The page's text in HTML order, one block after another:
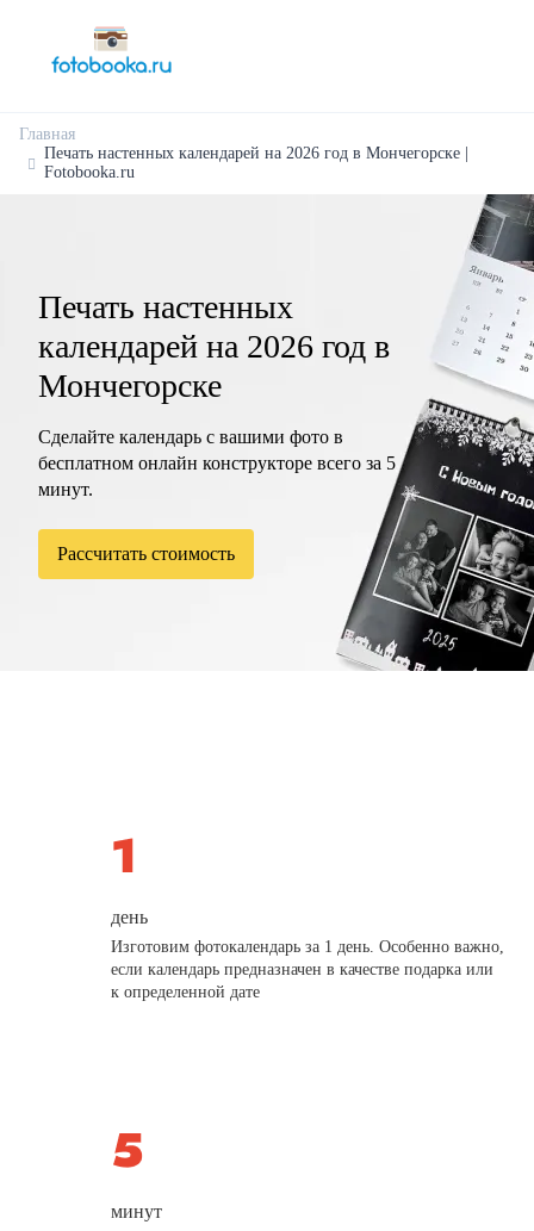
Главная
Печать настенных календарей на 2026 год в Мончегорске |
Fotobooka.ru
Печать настенных
календарей на 2026 год в
Мончегорске
Сделайте календарь с вашими фото в
бесплатном онлайн конструкторе всего за 5
минут.
Рассчитать стоимость
день
Изготовим фотокалендарь за 1 день. Особенно важно,
если календарь предназначен в качестве подарка или
к определенной дате
минут